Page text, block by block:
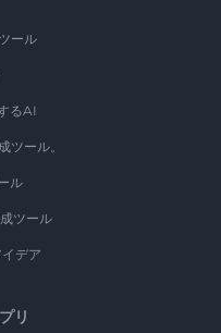
ール
るAI
ツール。
ル
ツール
デア
リ